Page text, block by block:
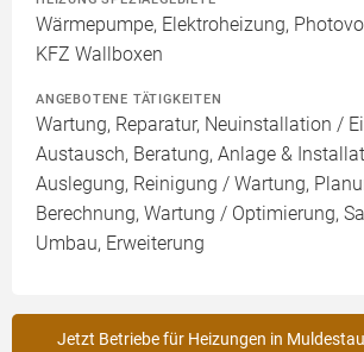
Wärmepumpe, Elektroheizung,
KFZ Wallboxen
ANGEBOTENE TÄTIGKEITEN
Wartung, Reparatur, Neuinstallation /
Austausch, Beratung, Anlage &
Auslegung, Reinigung / Wartung,
Berechnung, Wartung / Optimierung,
Umbau, Erweiterung
Jetzt Betriebe für Heizungen in